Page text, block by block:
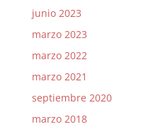
junio 2023
marzo 2023
marzo 2022
marzo 2021
septiembre 2020
marzo 2018